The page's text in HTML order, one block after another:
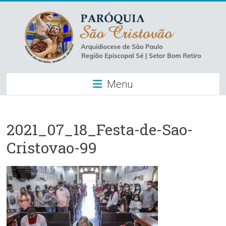
content
Paróquia
São
–
Luz
Arquidiocese
de
São
Paulo
–
Menu
2021_07_18_Festa-de-Sao-
Cristovao-99